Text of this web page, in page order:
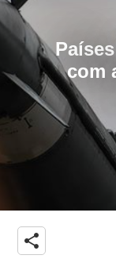
com
share